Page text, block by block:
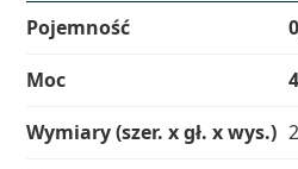
Pojemność
Moc
Wymiary (szer. x gł. x wys.)